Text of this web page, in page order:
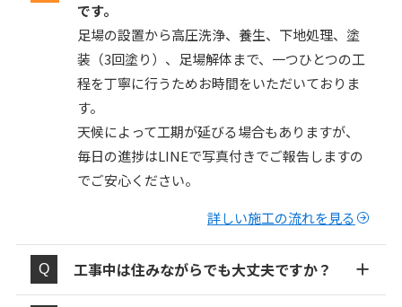
です。
足場の設置から高圧洗浄、養生、下地処理、塗
装（3回塗り）、足場解体まで、一つひとつの工
程を丁寧に行うためお時間をいただいておりま
す。
天候によって工期が延びる場合もありますが、
毎日の進捗はLINEで写真付きでご報告しますの
でご安心ください。
詳しい施工の流れを見る
工事中は住みながらでも大丈夫ですか？